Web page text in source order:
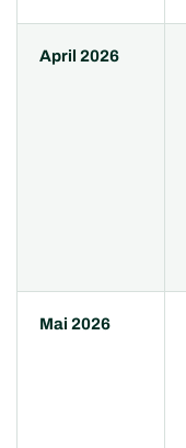
April 2026
Mai 2026